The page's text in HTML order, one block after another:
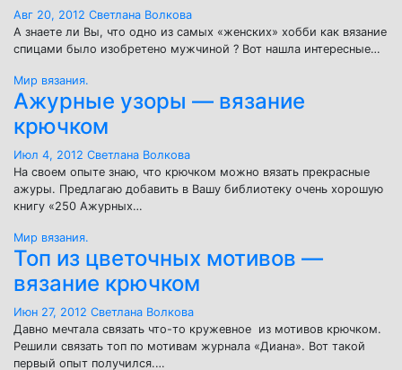
Авг 20, 2012 Светлана Волкова
А знаете ли Вы, что одно из самых «женских» хобби как вязание
спицами было изобретено мужчиной ? Вот нашла интересные…
Мир вязания.
Ажурные узоры — вязание
крючком
Июл 4, 2012 Светлана Волкова
На своем опыте знаю, что крючком можно вязать прекрасные
ажуры. Предлагаю добавить в Вашу библиотеку очень хорошую
книгу «250 Ажурных…
Мир вязания.
Топ из цветочных мотивов —
вязание крючком
Июн 27, 2012 Светлана Волкова
Давно мечтала связать что-то кружевное из мотивов крючком.
Решили связать топ по мотивам журнала «Диана». Вот такой
первый опыт получился.…